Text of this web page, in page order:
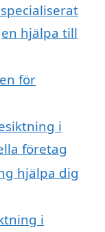
hjälpa till
för
i
företag
hjälpa dig
i